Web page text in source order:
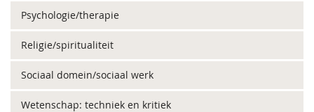
Psychologie/therapie
Religie/spiritualiteit
Sociaal domein/sociaal werk
Wetenschap: techniek en kritiek